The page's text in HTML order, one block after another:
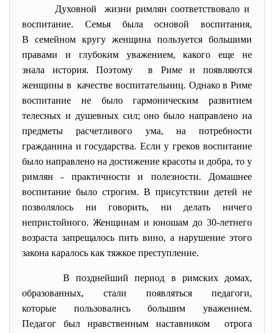
Духовной жизни римлян соответствовало и
воспитание. Семья была основой воспитания,
В семейном кругу женщина пользуется большими
правами и глубоким уважением, какого еще не
знала история. Поэтому в Риме и появляются
женщины в качестве воспитательниц. Однако в Риме
воспитание не было гармоническим развитием
телесных и душевных сил; оно было направлено на
предметы расчетливого ума, на потребности
гражданина и государства. Если у греков воспитание
было направлено на достижение красоты и добра, то у
римлян - практичности и полезности. Домашнее
воспитание было строгим. В присутствии детей не
позволялось ни говорить, ни делать ничего
непристойного. Женщинам и юношам до 30-летнего
возраста запрещалось пить вино, а нарушение этого
закона каралось как тяжкое преступление.
В позднейший период в римских домах,
образованных, стали появляться педагоги,
которые пользовались большим уважением.
Педагог был нравственным наставником отрога